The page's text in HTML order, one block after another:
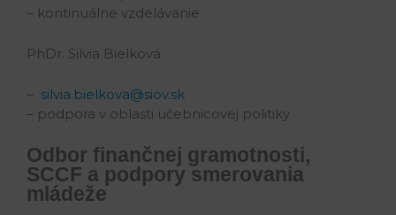
– kontinuálne vzdelávanie
PhDr. Silvia Bielková
– silvia.bielkova@siov.sk
– podpora v oblasti učebnicovej politiky
Odbor finančnej gramotnosti,
SCCF a podpory smerovania
mládeže